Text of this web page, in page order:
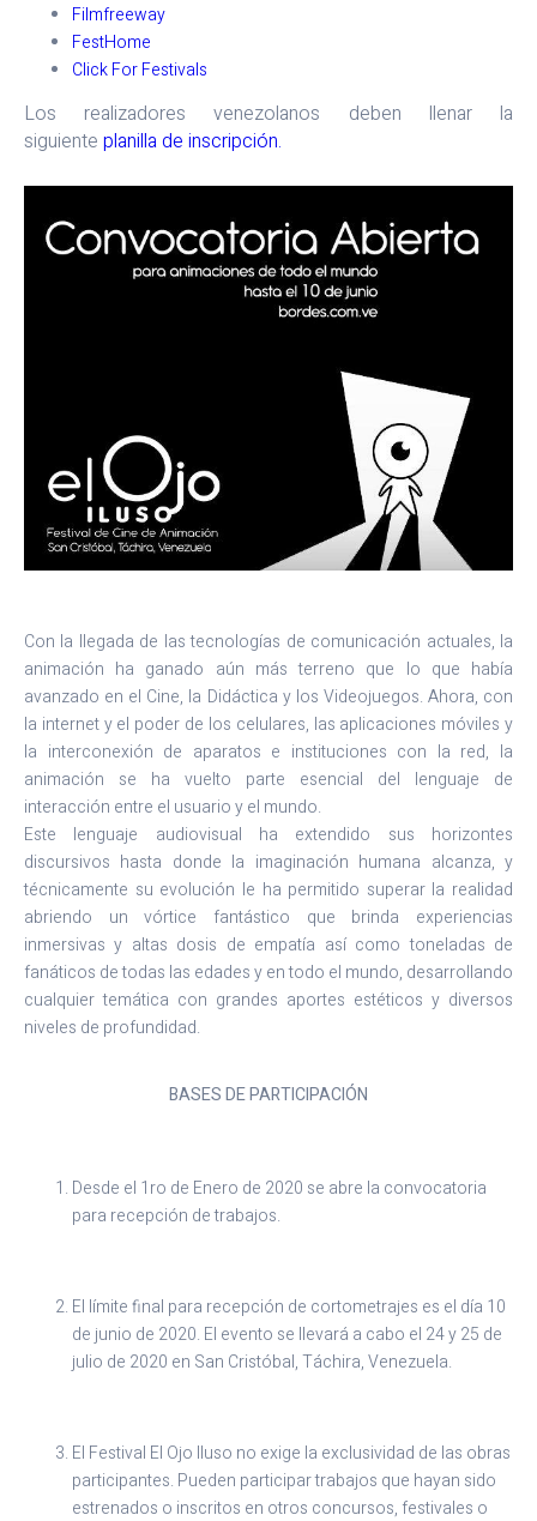
Filmfreeway
FestHome
Click For Festivals
Los realizadores venezolanos deben llenar la
siguiente planilla de inscripción.
Con la llegada de las tecnologías de comunicación actuales, la
animación ha ganado aún más terreno que lo que había
avanzado en el Cine, la Didáctica y los Videojuegos. Ahora, con
la internet y el poder de los celulares, las aplicaciones móviles y
la interconexión de aparatos e instituciones con la red, la
animación se ha vuelto parte esencial del lenguaje de
interacción entre el usuario y el mundo.
Este lenguaje audiovisual ha extendido sus horizontes
discursivos hasta donde la imaginación humana alcanza, y
técnicamente su evolución le ha permitido superar la realidad
abriendo un vórtice fantástico que brinda experiencias
inmersivas y altas dosis de empatía así como toneladas de
fanáticos de todas las edades y en todo el mundo, desarrollando
cualquier temática con grandes aportes estéticos y diversos
niveles de profundidad.
BASES DE PARTICIPACIÓN
Desde el 1ro de Enero de 2020 se abre la convocatoria
para recepción de trabajos.
El límite final para recepción de cortometrajes es el día 10
de junio de 2020. El evento se llevará a cabo el 24 y 25 de
julio de 2020 en San Cristóbal, Táchira, Venezuela.
El Festival El Ojo Iluso no exige la exclusividad de las obras
participantes. Pueden participar trabajos que hayan sido
estrenados o inscritos en otros concursos, festivales o